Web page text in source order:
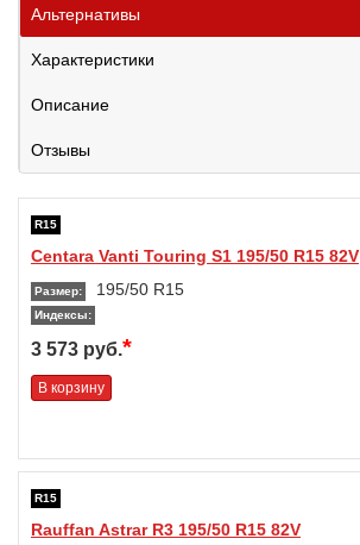
Альтернативы
Характеристики
Описание
Отзывы
R15
Centara Vanti Touring S1 195/50 R15 82V
Размер: 195/50 R15
Индексы:
3 573 руб.*
В корзину
R15
Rauffan Astrar R3 195/50 R15 82V